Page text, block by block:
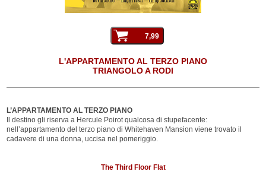
L'APPARTAMENTO AL TERZO PIANO
TRIANGOLO A RODI
L’APPARTAMENTO AL TERZO PIANO
Il destino gli riserva a Hercule Poirot qualcosa di stupefacente:
nell’appartamento del terzo piano di Whitehaven Mansion viene trovato il
cadavere di una donna, uccisa nel pomeriggio.
The Third Floor Flat